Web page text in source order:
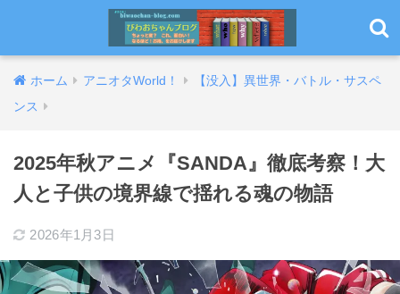
ホーム アニオタWorld！
【没入】異世界・バトル・サスペ
ンス
2025年秋アニメ『SANDA』徹底考察！大
人と子供の境界線で揺れる魂の物語
2026年1月3日